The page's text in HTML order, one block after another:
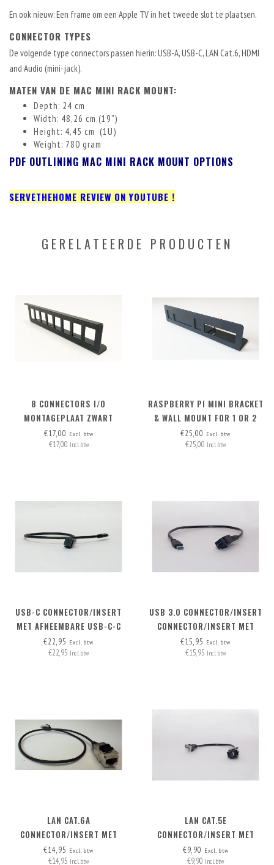
En ook nieuw: Een frame om een Apple TV in het tweede slot te plaatsen.
CONNECTOR TYPES
De volgende type connectors passen hierin: USB-A, USB-C, LAN Cat.6, HDMI
and Audio (mini-jack).
MATEN VAN DE MAC MINI RACK MOUNT:
Depth: 24 cm
Width: 48,26 cm (19”)
Height: 4,45 cm (1U)
Weight: 780 gram
PDF OUTLINING MAC MINI RACK MOUNT OPTIONS
SERVETHEHOME REVIEW ON YOUTUBE !
GERELATEERDE PRODUCTEN
8 CONNECTORS I/O
MONTAGEPLAAT ZWART
€17,00 Excl. btw
€17,00 Incl. btw
RASPBERRY PI MINI BRACKET
& WALL MOUNT FOR 1 OR 2
RASPI'S
€25,00 Excl. btw
€25,00 Incl. btw
USB-C CONNECTOR/INSERT
MET AFNEEMBARE USB-C-C
KABEL
€22,95 Excl. btw
€22,95 Incl. btw
USB 3.0 CONNECTOR/INSERT
CONNECTOR/INSERT MET
AFNEEMBARE KABEL
€15,95 Excl. btw
€15,95 Incl. btw
LAN CAT.6A
CONNECTOR/INSERT MET
AFNEEMBARE KABEL
€14,95 Excl. btw
€14,95 Incl. btw
LAN CAT.5E
CONNECTOR/INSERT MET
AFNEEMBARE KABEL
€9,90 Excl. btw
€9,90 Incl. btw